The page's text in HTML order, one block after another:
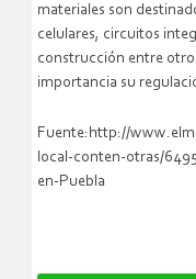
materiales son
celulares, circuitos
construcción entre
importancia su
Fuente:http://
local-conten-otras/
en-Puebla